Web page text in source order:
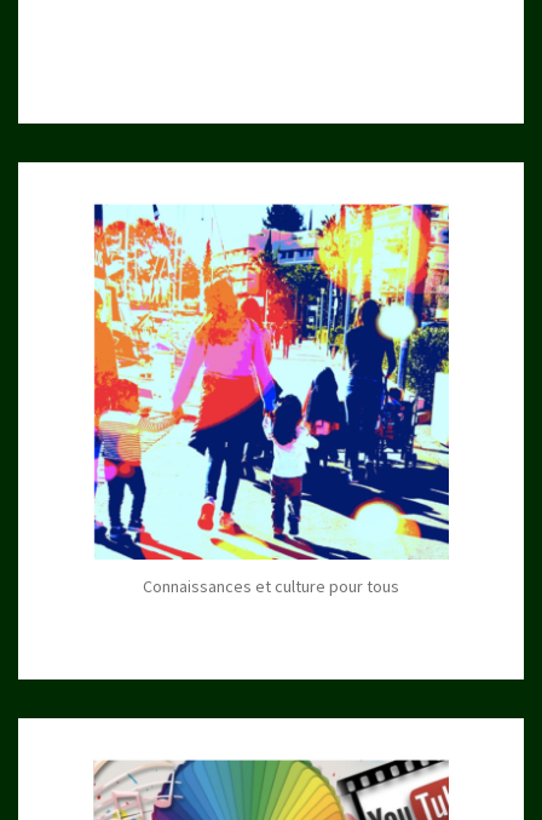
Connaissances et culture pour tous